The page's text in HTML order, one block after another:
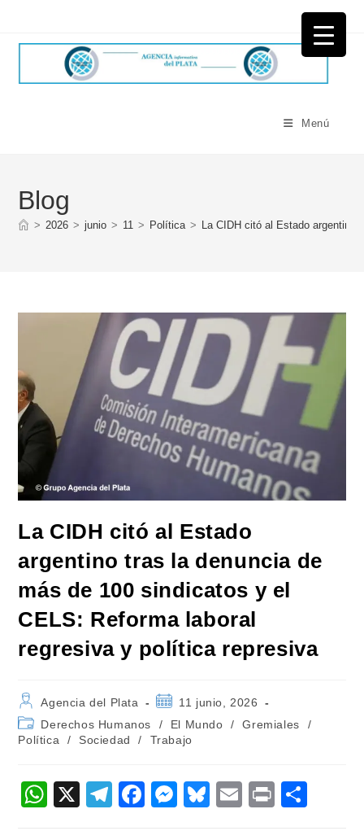
Menú
Blog
> 2026 > junio > 11 > Política > La CIDH citó al Estado argentino
La CIDH citó al Estado
argentino tras la denuncia de
más de 100 sindicatos y el
CELS: Reforma laboral
regresiva y política represiva
Autor
de
la
entrada:
Agencia del Plata
Publicación
la
entrada:
11 junio, 2026
Categoría
de
Derechos Humanos / El Mundo / Gremiales
/
Política
/ Sociedad / Trabajo
W
X
T
F
M
Bl
E
Pr